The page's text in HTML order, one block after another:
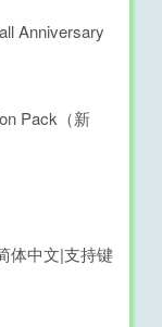
Anniversary
Pack（新
体中文|支持键